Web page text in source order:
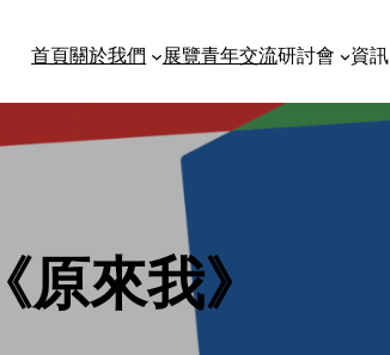
首頁關於我們 展覽青年交流研討會 資訊
來我》